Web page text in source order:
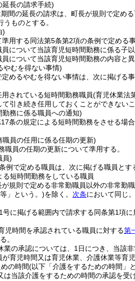
長の請求手続)
間の延長の請求は、町長が規則で定め
ものとする。
)
用する同法第5条第2項の条例で定める
について当該育児短時間勤務に係る子
について当該育児短時間勤務の内容と
やむを得ない事情)
めるやむを得ない事情は、次に掲げる事
されている短時間勤務職員(育児休業法
引き続き任用しておくことができないこ
務に係る職員への通知)
条の規定による短時間勤務をさせる場
員の任用に係る任期の更新)
職員の任期の更新について準用する。
員)
例で定める職員は、次に掲げる職員とす
短時間勤務をしている職員
規則で定める非常勤職員以外の非常勤
」という。)を除く。 次条において同じ
に掲げる範囲内で請求する同条第1項
児時間を承認されている職員に対する第
。
業の承認については、1日につき、当該
育児時間又は育児休業、介護休業等育
の時間(以下「介護をするための時間」
は当該介護をするための時間の承認を